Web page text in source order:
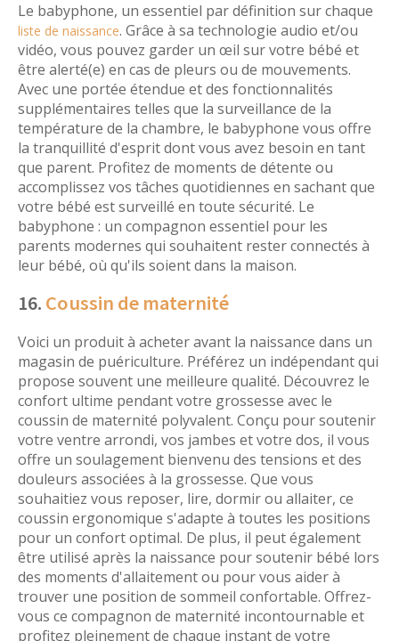
Le babyphone, un essentiel par définition sur chaque
liste de naissance. Grâce à sa technologie audio et/ou
vidéo, vous pouvez garder un œil sur votre bébé et
être alerté(e) en cas de pleurs ou de mouvements.
Avec une portée étendue et des fonctionnalités
supplémentaires telles que la surveillance de la
température de la chambre, le babyphone vous offre
la tranquillité d'esprit dont vous avez besoin en tant
que parent. Profitez de moments de détente ou
accomplissez vos tâches quotidiennes en sachant que
votre bébé est surveillé en toute sécurité. Le
babyphone : un compagnon essentiel pour les
parents modernes qui souhaitent rester connectés à
leur bébé, où qu'ils soient dans la maison.
16. Coussin de maternité
Voici un produit à acheter avant la naissance dans un
magasin de puériculture. Préférez un indépendant qui
propose souvent une meilleure qualité. Découvrez le
confort ultime pendant votre grossesse avec le
coussin de maternité polyvalent. Conçu pour soutenir
votre ventre arrondi, vos jambes et votre dos, il vous
offre un soulagement bienvenu des tensions et des
douleurs associées à la grossesse. Que vous
souhaitiez vous reposer, lire, dormir ou allaiter, ce
coussin ergonomique s'adapte à toutes les positions
pour un confort optimal. De plus, il peut également
être utilisé après la naissance pour soutenir bébé lors
des moments d'allaitement ou pour vous aider à
trouver une position de sommeil confortable. Offrez-
vous ce compagnon de maternité incontournable et
profitez pleinement de chaque instant de votre